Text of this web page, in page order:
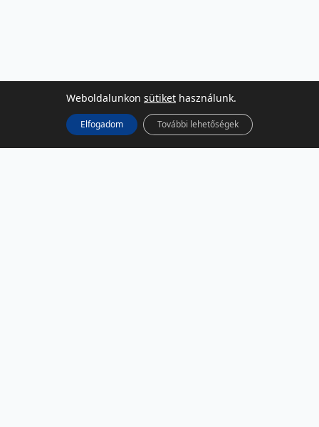
Weboldalunkon sütiket használunk.
Elfogadom További lehetőségek